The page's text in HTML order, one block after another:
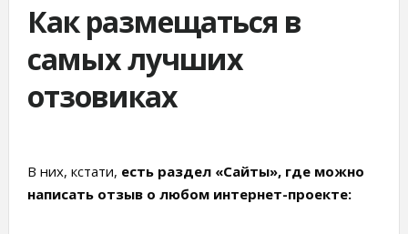
Как размещаться в
самых лучших
отзовиках
В них, кстати, есть раздел «Сайты», где можно
написать отзыв о любом интернет-проекте: